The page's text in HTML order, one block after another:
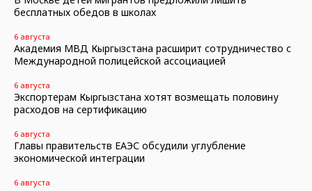
бесплатных обедов в школах
6 августа
Академия МВД Кыргызстана расширит сотрудничество с
Международной полицейской ассоциацией
6 августа
Экспортерам Кыргызстана хотят возмещать половину
расходов на сертификацию
6 августа
Главы правительств ЕАЭС обсудили углубление
экономической интеграции
6 августа